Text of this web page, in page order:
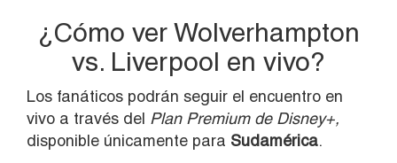
¿Cómo ver Wolverhampton
vs. Liverpool en vivo?
Los fanáticos podrán seguir el encuentro en
vivo a través del Plan Premium de Disney+,
disponible únicamente para Sudamérica.